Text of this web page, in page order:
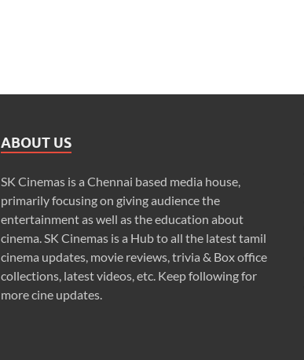
ABOUT US
SK Cinemas is a Chennai based media house,
primarily focusing on giving audience the
entertainment as well as the education about
cinema. SK Cinemas is a Hub to all the latest tamil
cinema updates, movie reviews, trivia & Box office
collections, latest videos, etc. Keep following for
more cine updates.